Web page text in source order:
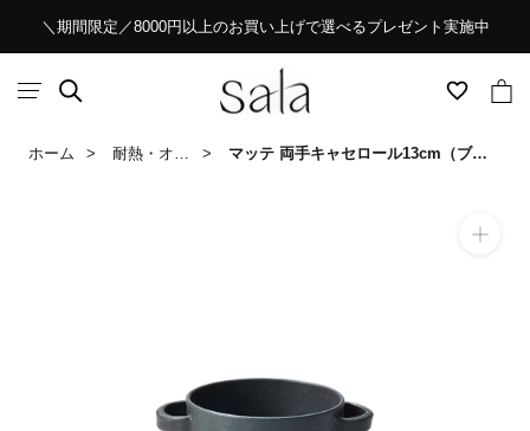
キ
ッ
＼期間限定／8000円以上のお買い上げで選べるプレゼント実施中
ホーム 耐熱・オーブンウェア マッテ 両手キャセロール13cm（ブラック）